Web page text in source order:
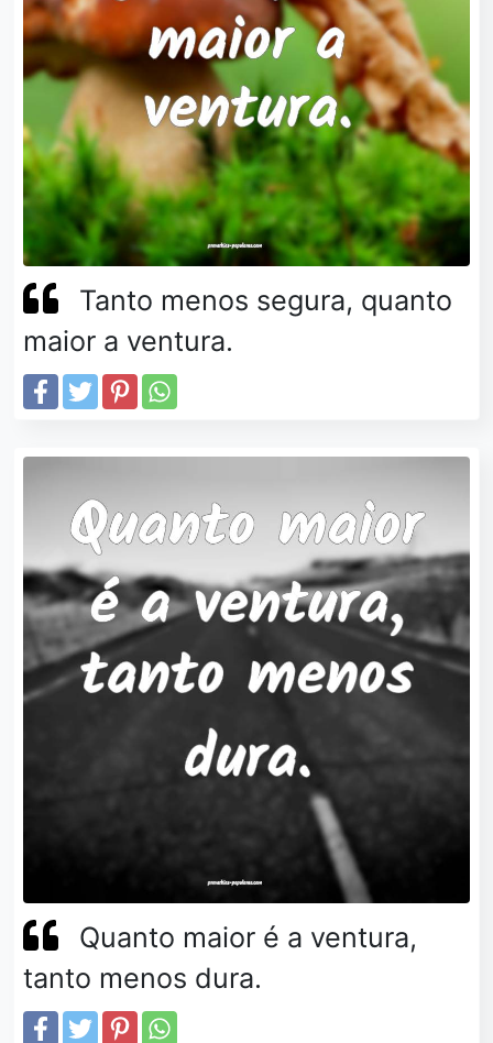
Tanto menos segura, quanto
maior a ventura.
Quanto maior é a ventura,
tanto menos dura.